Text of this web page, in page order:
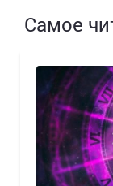
Самое